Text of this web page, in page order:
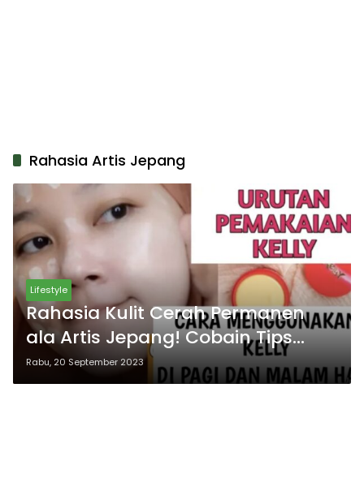
Rahasia Artis Jepang
Lifestyle
Rahasia Kulit Cerah Permanen
ala Artis Jepang! Cobain Tips
Menggunakan Bedak Kelly dan
Campuran Bahan Lain Ini,
Rabu, 20 September 2023